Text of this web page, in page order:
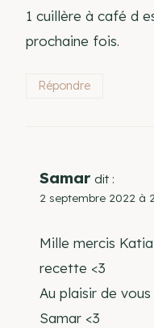
1 cuillère à café d
prochaine fois.
Répondre
Samar dit :
2 septembre 2022 à
Mille mercis
recette <3
Au plaisir de
Samar <3